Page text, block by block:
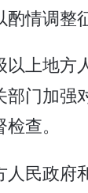
情调整
上地方
部门加强
查。
人民政府